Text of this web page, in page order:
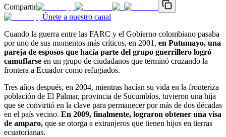
Compartir
Únete a nuestro canal
Cuando la guerra entre las FARC y el Gobierno colombiano pasaba
por uno de sus momentos más críticos, en 2001, en Putumayo, una
pareja de esposos que hacía parte del grupo guerrillero logró
camuflarse en un grupo de ciudadanos que terminó cruzando la
frontera a Ecuador como refugiados.
Tres años después, en 2004, mientras hacían su vida en la fronteriza
población de El Palmar, provincia de Sucumbíos, tuvieron una hija
que se convirtió en la clave para permanecer por más de dos décadas
en el país vecino. En 2009, finalmente, lograron obtener una visa
de amparo, que se otorga a extranjeros que tienen hijos en tierras
ecuatorianas.